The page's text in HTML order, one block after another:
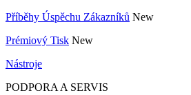
Příběhy Úspěchu Zákazníků New
Prémiový Tisk New
Nástroje
PODPORA A SERVIS